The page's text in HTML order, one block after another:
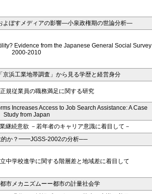
よぼすメディアの影響―小泉政権期の世論分析―
Evidence from the Japanese General Social Survey
2000-2010
浜工業地帯調査」から見る学歴と経営身分
規従業員の職務満足に関する研究
Increases Access to Job Search Assistance: A Case
Study from Japan
継続意欲 －若年者のキャリア意識に着目して－
的か？━━JGSS-2002の分析──
学校進学に関する階層差と地域差に着目して
市メカニズムーー都市の計量社会学